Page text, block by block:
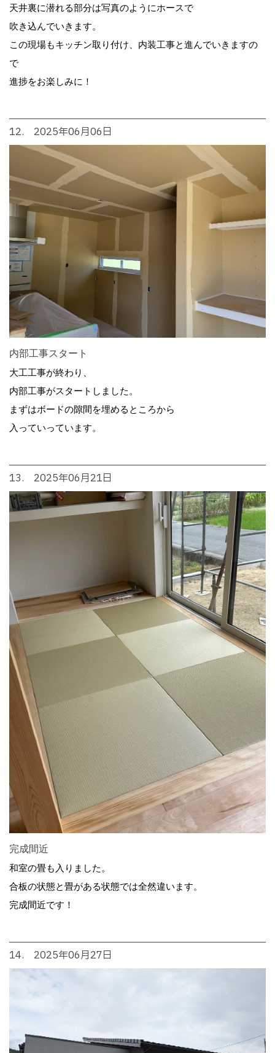
天井裏に潜れる部分は写真のようにホースで
吹き込んでいきます。
この現場もキッチン取り付け、内装工事と進んでいきますの
で
進捗をお楽しみに！
12. 2025年06月06日
内部工事スタート
大工工事が終わり、
内部工事がスタートしました。
まずはボードの隙間を埋めるところから
入っていっています。
13. 2025年06月21日
完成間近
和室の畳も入りました。
合板の状態と畳がある状態では全然違います。
完成間近です！
14. 2025年06月27日